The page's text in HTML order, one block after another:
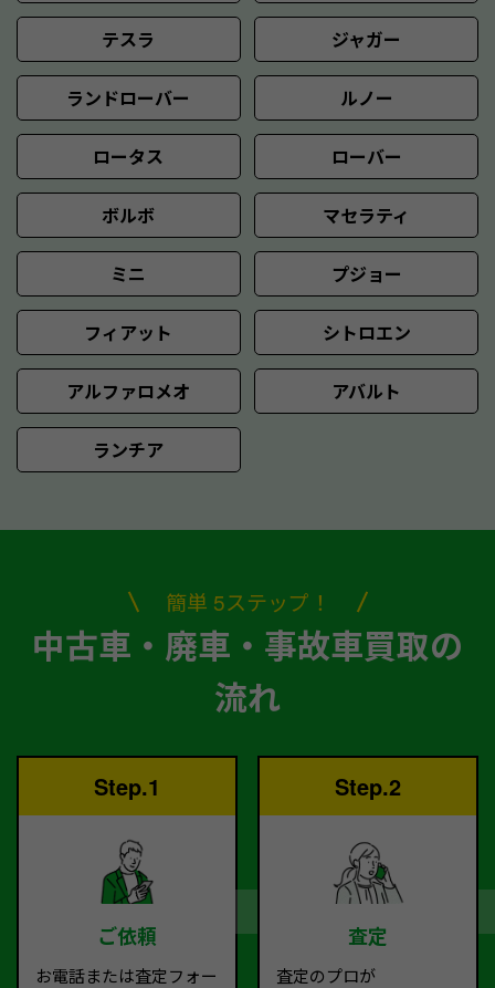
テスラ ジャガー
ランドローバー ルノー
ロータス ローバー
ボルボ マセラティ
ミニ プジョー
フィアット シトロエン
アルファロメオ アバルト
ランチア
簡単 5ステップ！
中古車・廃車・事故車買取の
流れ
Step.1
ご依頼
お電話または査定フォー
Step.2
査定
査定のプロが